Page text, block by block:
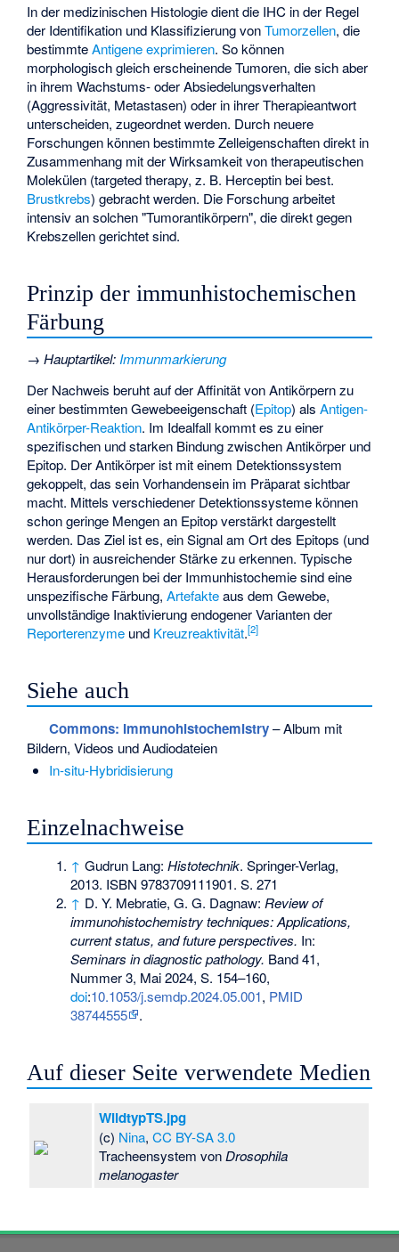
In der medizinischen Histologie dient die IHC in der Regel
der Identifikation und Klassifizierung vonTumorzellen, die
bestimmteAntigene exprimieren. So können
morphologisch gleich erscheinende Tumoren, die sich aber
in ihrem Wachstums- oder Absiedelungsverhalten
(Aggressivität, Metastasen) oder in ihrer Therapieantwort
unterscheiden, zugeordnet werden. Durch neuere
Forschungen können bestimmte Zelleigenschaften direkt in
Zusammenhang mit der Wirksamkeit von therapeutischen
Molekülen (targeted therapy, z. B. Herceptinbei best.
Brustkrebs) gebracht werden. Die Forschung arbeitet
intensiv an solchen "Tumorantikörpern", die direkt gegen
Krebszellen gerichtet sind.
Prinzip der immunhistochemischen
Färbung
→Hauptartikel:Immunmarkierung
Der Nachweis beruht auf der Affinität von Antikörpern zu
einer bestimmten Gewebeeigenschaft (Epitop) alsAntigen-
Antikörper-Reaktion. Im Idealfall kommt es zu einer
spezifischen und starken Bindung zwischen Antikörper und
Epitop. Der Antikörper ist mit einem Detektionssystem
gekoppelt, das sein Vorhandensein im Präparat sichtbar
macht. Mittels verschiedener Detektionssysteme können
schon geringe Mengen an Epitop verstärkt dargestellt
werden. Das Ziel ist es, ein Signal am Ort des Epitops (und
nur dort) in ausreichender Stärke zu erkennen. Typische
Herausforderungen bei der Immunhistochemie sind eine
unspezifische Färbung,Artefakteaus dem Gewebe,
unvollständige Inaktivierung endogener Varianten der
Reporterenzyme und Kreuzreaktivität.[2]
Siehe auch
Commons: Immunohistochemistry– Album mit
Bildern, Videos und Audiodateien
In-situ-Hybridisierung
Einzelnachweise
↑ Gudrun Lang:Histotechnik. Springer-Verlag,
2013. ISBN 9783709111901. S. 271
↑ D. Y. Mebratie, G. G. Dagnaw: Review of
immunohistochemistry techniques: Applications,
current status, and future perspectives. In:
Seminars in diagnostic pathology. Band 41,
Nummer 3, Mai 2024, S. 154–160,
doi:10.1053/j.semdp.2024.05.001, PMID
38744555
.
Auf dieser Seite verwendete Medien
WildtypTS.jpg
(c) Nina,CC BY-SA 3.0
Tracheensystem vonDrosophila
melanogaster